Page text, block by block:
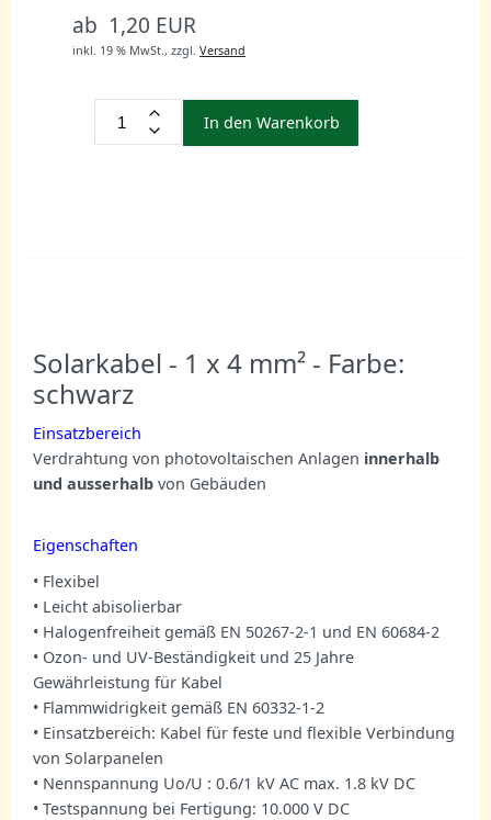
ab 1,20 EUR
inkl. 19 % MwSt., zzgl. Versand
In den Warenkorb
Solarkabel - 1 x 4 mm² - Farbe:
schwarz
Einsatzbereich
Verdrahtung von photovoltaischen Anlagen innerhalb
und ausserhalb von Gebäuden
Eigenschaften
• Flexibel
• Leicht abisolierbar
• Halogenfreiheit gemäß EN 50267-2-1 und EN 60684-2
• Ozon- und UV-Beständigkeit und 25 Jahre
Gewährleistung für Kabel
• Flammwidrigkeit gemäß EN 60332-1-2
• Einsatzbereich: Kabel für feste und flexible Verbindung
von Solarpanelen
• Nennspannung Uo/U : 0.6/1 kV AC max. 1.8 kV DC
• Testspannung bei Fertigung: 10.000 V DC